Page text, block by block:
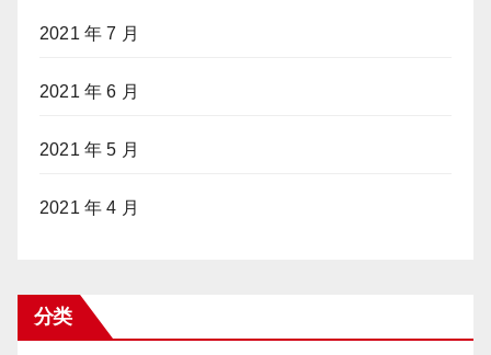
2021 年 7 月
2021 年 6 月
2021 年 5 月
2021 年 4 月
分类